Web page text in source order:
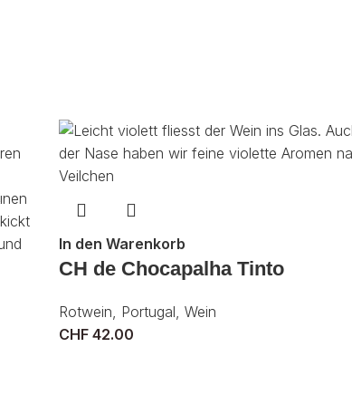
In den Warenkorb
CH de Chocapalha Tinto
Rotwein Portugal Wein
CHF 42.00